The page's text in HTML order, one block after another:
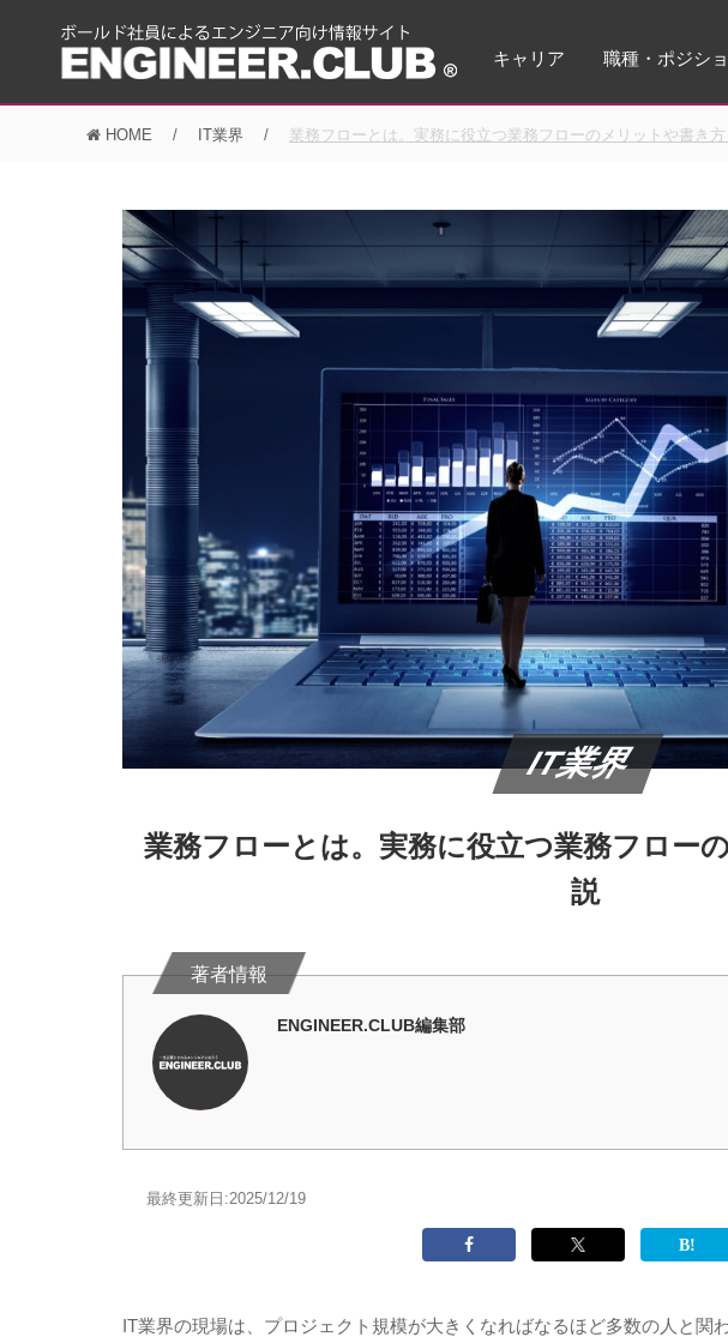
キャリア 職種・ポジシ
HOME IT業界 業務フローとは。実務に役立つ業務フローのメリットや書き方
IT業界
業務フローとは。実務に役立つ業務フロー
説
ENGINEER.CLUB編集部
最終更新日:2025/12/19
IT業界の現場は、プロジェクト規模が大きくなればなるほど多数の人と関